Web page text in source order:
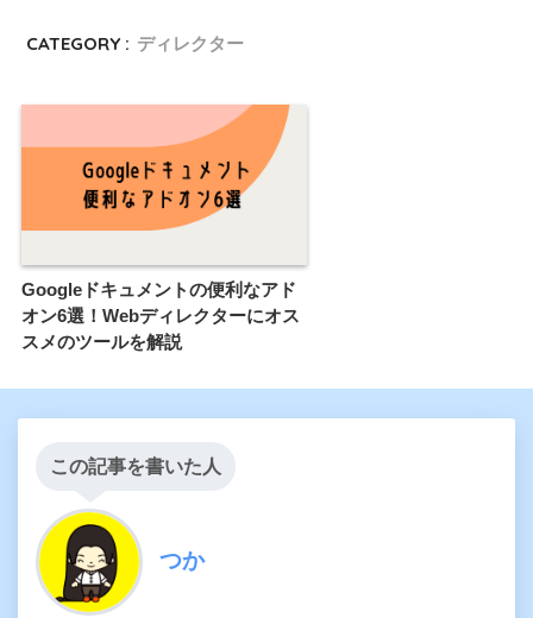
CATEGORY : ディレクター
Googleドキュメントの便利なアド
オン6選！Webディレクターにオス
スメのツールを解説
この記事を書いた人
つか